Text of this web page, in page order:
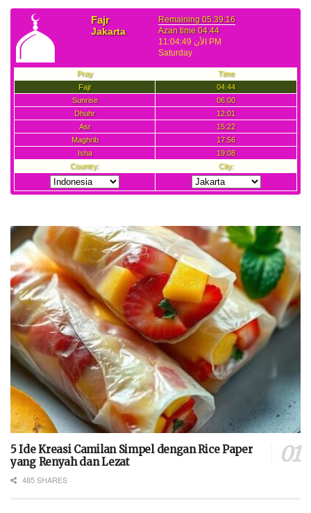
5 Ide Kreasi Camilan Simpel dengan Rice Paper
yang Renyah dan Lezat
485 SHARES